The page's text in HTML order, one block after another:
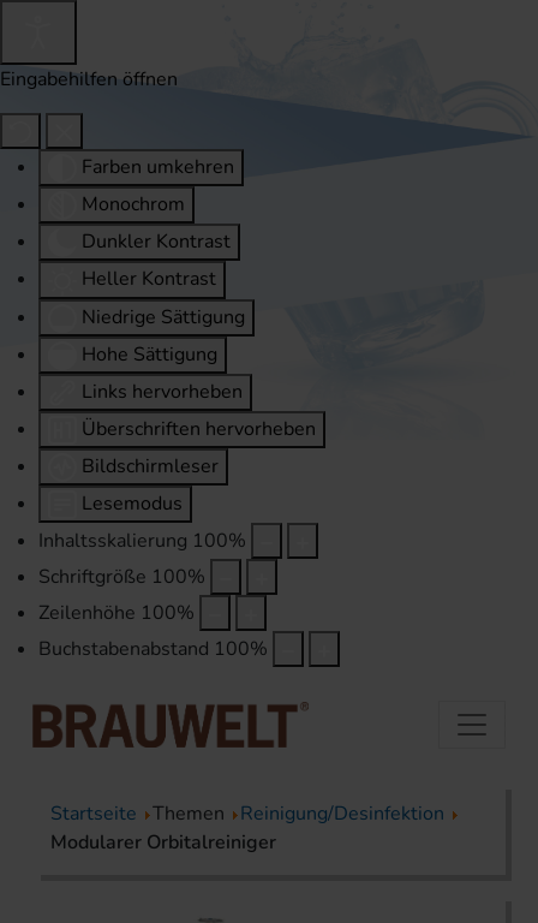
Eingabehilfen öffnen
Farben umkehren
Monochrom
Dunkler Kontrast
Heller Kontrast
Niedrige Sättigung
Hohe Sättigung
Links hervorheben
Überschriften hervorheben
Bildschirmleser
Lesemodus
Inhaltsskalierung 100%
Schriftgröße 100%
Zeilenhöhe 100%
Buchstabenabstand 100%
Startseite Themen
Reinigung/Desinfektion
Modularer Orbitalreiniger